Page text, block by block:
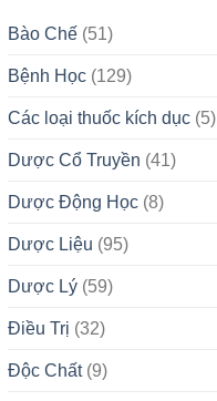
Bào Chế(51)
Bệnh Học(129)
Các loại thuốc kích dục(5)
Dược Cổ Truyền (41)
Dược Động Học(8)
Dược Liệu (95)
Dược Lý(59)
Điều Trị (32)
Độc Chất(9)